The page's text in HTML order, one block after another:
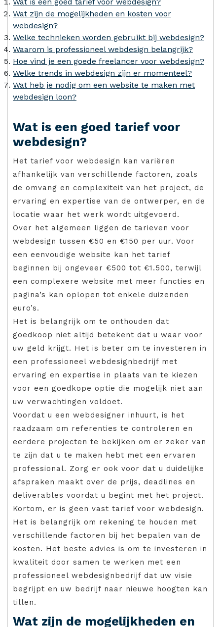
Wat zijn de mogelijkheden en kosten voor
webdesign?
Welke technieken worden gebruikt bij webdesign?
Waarom is professioneel webdesign belangrijk?
Hoe vind je een goede freelancer voor webdesign?
Welke trends in webdesign zijn er momenteel?
Wat heb je nodig om een website te maken met
webdesign loon?
Wat is een goed tarief voor
webdesign?
Het tarief voor webdesign kan variëren
afhankelijk van verschillende factoren, zoals
de omvang en complexiteit van het project, de
ervaring en expertise van de ontwerper, en de
locatie waar het werk wordt uitgevoerd.
Over het algemeen liggen de tarieven voor
webdesign tussen €50 en €150 per uur. Voor
een eenvoudige website kan het tarief
beginnen bij ongeveer €500 tot €1.500, terwijl
een complexere website met meer functies en
pagina’s kan oplopen tot enkele duizenden
euro’s.
Het is belangrijk om te onthouden dat
goedkoop niet altijd betekent dat u waar voor
uw geld krijgt. Het is beter om te investeren in
een professioneel webdesignbedrijf met
ervaring en expertise in plaats van te kiezen
voor een goedkope optie die mogelijk niet aan
uw verwachtingen voldoet.
Voordat u een webdesigner inhuurt, is het
raadzaam om referenties te controleren en
eerdere projecten te bekijken om er zeker van
te zijn dat u te maken hebt met een ervaren
professional. Zorg er ook voor dat u duidelijke
afspraken maakt over de prijs, deadlines en
deliverables voordat u begint met het project.
Kortom, er is geen vast tarief voor webdesign.
Het is belangrijk om rekening te houden met
verschillende factoren bij het bepalen van de
kosten. Het beste advies is om te investeren in
kwaliteit door samen te werken met een
professioneel webdesignbedrijf dat uw visie
begrijpt en uw bedrijf naar nieuwe hoogten kan
tillen.
Wat zijn de mogelijkheden en